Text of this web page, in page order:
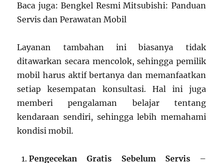
Baca juga: Bengkel Resmi Mitsubishi: Panduan
Servis dan Perawatan Mobil
Layanan tambahan ini biasanya tidak
ditawarkan secara mencolok, sehingga pemilik
mobil harus aktif bertanya dan memanfaatkan
setiap kesempatan konsultasi. Hal ini juga
memberi pengalaman belajar tentang
kendaraan sendiri, sehingga lebih memahami
kondisi mobil.
Pengecekan Gratis Sebelum Servis–